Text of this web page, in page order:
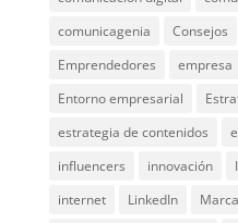
comunicagenia
Consejos
Emprendedores
empresa
Entorno empresarial
estrategia de contenidos
influencers
innovación
internet
LinkedIn Marca